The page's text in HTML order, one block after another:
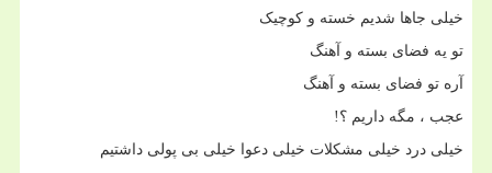
خیلی جاها شدیم خسته و کوچیک
تو یه فضای بسته و آهنگ
آره تو فضای بسته و آهنگ
عجب ، مگه داریم ؟ !
خیلی درد خیلی مشکلات خیلی دعوا خیلی بی پولی داشتیم